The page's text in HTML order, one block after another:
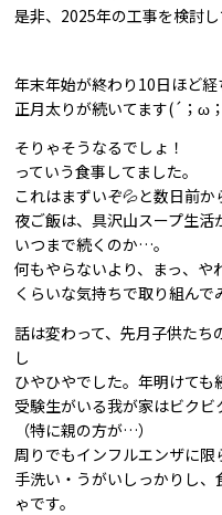
是非、2025年の工事を検討し
年末年始が終わり10日ほど経
正月太りが続いてます(´；ω
そりゃそうなるでしょ！
っていう食事してました。
これはまずいぞ💦と数日前か
夜ご飯は、具沢山スープ生活
いつまで続くのか…。
何もやらないより、まっ、や
くらいな気持ちで取り組んで
話は変わって、先月子供た
し
ひやひやでした。年明けても
受験生がいる我が家はビクビ
（特に親の方が…）
周りでもインフルエンザに限
手洗い・うがいしっかりし
ゃです。